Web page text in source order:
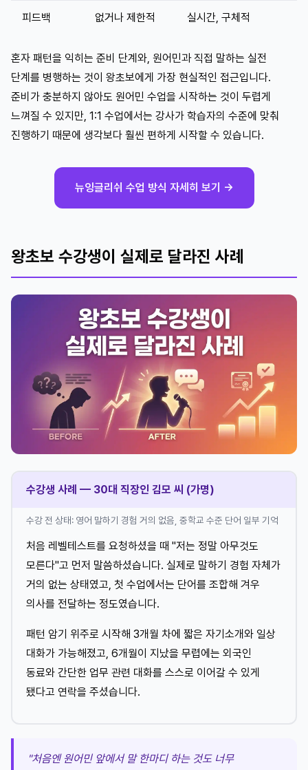
피드백 없거나 제한적 실시간, 구체적
혼자 패턴을 익히는 준비 단계와, 원어민과 직접 말하는 실전
단계를 병행하는 것이 왕초보에게 가장 현실적인 접근입니다.
준비가 충분하지 않아도 원어민 수업을 시작하는 것이 두렵게
느껴질 수 있지만, 1:1 수업에서는 강사가 학습자의 수준에 맞춰
진행하기 때문에 생각보다 훨씬 편하게 시작할 수 있습니다.
뉴잉글리쉬 수업 방식 자세히 보기 →
왕초보 수강생이 실제로 달라진 사례
수강생 사례 — 30대 직장인 김모 씨 (가명)
수강 전 상태: 영어 말하기 경험 거의 없음, 중학교 수준 단어 일부 기억
처음 레벨테스트를 요청하셨을 때 "저는 정말 아무것도
모른다"고 먼저 말씀하셨습니다. 실제로 말하기 경험 자체가
거의 없는 상태였고, 첫 수업에서는 단어를 조합해 겨우
의사를 전달하는 정도였습니다.
패턴 암기 위주로 시작해 3개월 차에 짧은 자기소개와 일상
대화가 가능해졌고, 6개월이 지났을 무렵에는 외국인
동료와 간단한 업무 관련 대화를 스스로 이어갈 수 있게
됐다고 연락을 주셨습니다.
"처음엔 원어민 앞에서 말 한마디 하는 것도 너무